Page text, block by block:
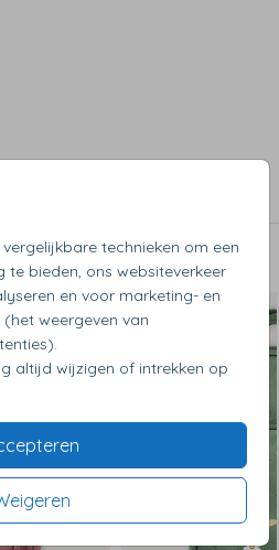
technieken om een
te bieden, ons websiteverkeer
en voor marketing- en
weergeven van
altijd wijzigen of intrekken op
van gerecyclede PET
een drinkfles.
ook leuk